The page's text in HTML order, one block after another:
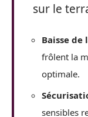
sur le
Baisse de
frôlent la
optimale.
sensibles